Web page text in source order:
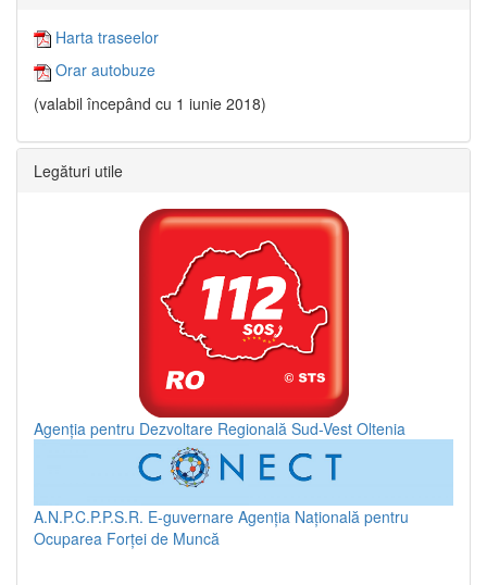
Harta traseelor
Orar autobuze
(valabil începând cu 1 iunie 2018)
Legături utile
Agenția pentru Dezvoltare Regională Sud-Vest Oltenia
A.N.P.C.P.P.S.R. E-guvernare Agenția Națională pentru
Ocuparea Forței de Muncă